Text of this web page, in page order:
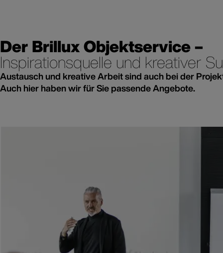
Der Brillux Objektservice –
Inspirationsquelle und kreativer
Austausch und kreative Arbeit sind auch bei der
Auch hier haben wir für Sie passende Angebote.